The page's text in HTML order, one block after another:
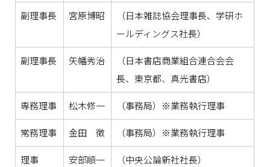
副理事長 宮原博昭
（日本雑誌協会理事長、学研ホ
ールディングス社長）
副理事長 矢幡秀治
（日本書店商業組合連合会会
長、東京都、真光書店）
専務理事 松木修一 （事務局）※業務執行理事
常務理事 金田 徴 （事務局）※業務執行理事
理事 安部順一 （中央公論新社社長）